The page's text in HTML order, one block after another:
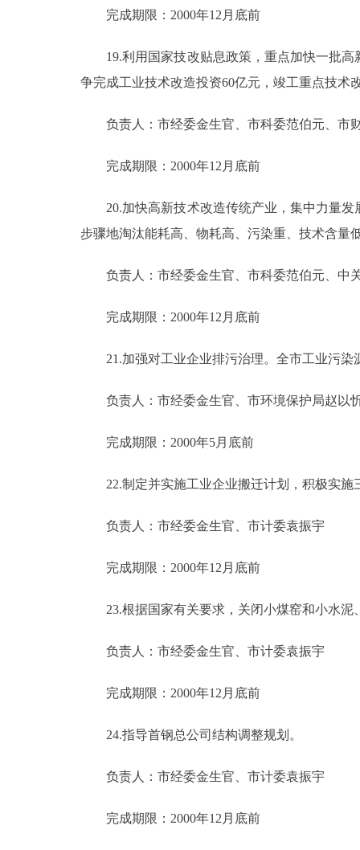
完成期限：2000年12月底前
19.利用国家技改贴息政策，重点加快一批高
争完成工业技术改造投资60亿元，竣工重点技术
负责人：市经委金生官、市科委范伯元、市
完成期限：2000年12月底前
20.加快高新技术改造传统产业，集中力量发
步骤地淘汰能耗高、物耗高、污染重、技术含量
负责人：市经委金生官、市科委范伯元、中
完成期限：2000年12月底前
21.加强对工业企业排污治理。全市工业污染
负责人：市经委金生官、市环境保护局赵以
完成期限：2000年5月底前
22.制定并实施工业企业搬迁计划，积极实施
负责人：市经委金生官、市计委袁振宇
完成期限：2000年12月底前
23.根据国家有关要求，关闭小煤窑和小水泥
负责人：市经委金生官、市计委袁振宇
完成期限：2000年12月底前
24.指导首钢总公司结构调整规划。
负责人：市经委金生官、市计委袁振宇
完成期限：2000年12月底前